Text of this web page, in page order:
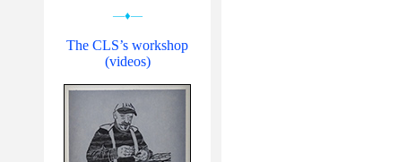
—♦—
The CLS’s workshop
(videos)